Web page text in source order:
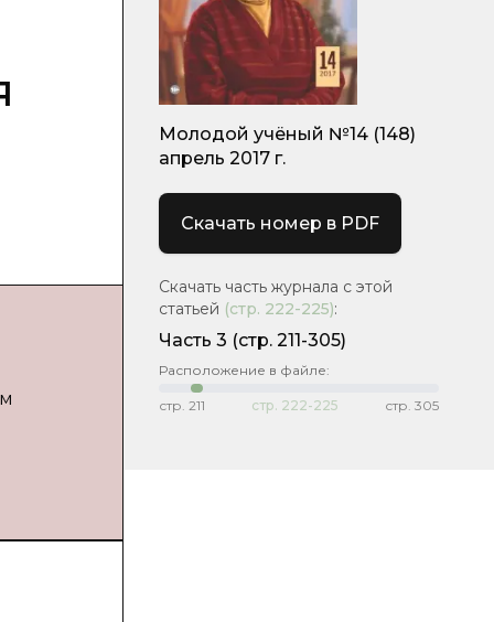
Молодой учёный №14 (148)
апрель 2017 г.
Скачать номер в PDF
Скачать часть журнала с этой
статьей (стр. 222-225):
Часть 3 (cтр. 211-305)
Расположение в файле:
стр. 211 стр. 222-225 стр. 305